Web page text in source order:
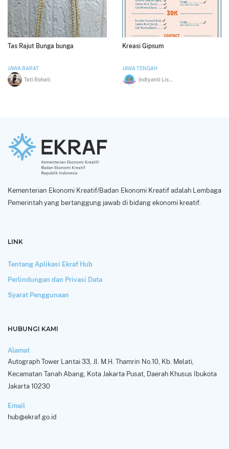
Tas Rajut Bunga bunga
JAWA BARAT
Tati Rohati
Kreasi Gipsum
JAWA TENGAH
Kementerian Ekonomi Kreatif/Badan Ekonomi Kreatif adalah Lembaga
Pemerintah yang bertanggung jawab di bidang ekonomi kreatif.
LINK
Tentang Aplikasi Ekraf Hub
Perlindungan dan Privasi Data
Syarat Penggunaan
HUBUNGI KAMI
Alamat
Autograph Tower Lantai 33, Jl. M.H. Thamrin No.10, Kb. Melati,
Kecamatan Tanah Abang, Kota Jakarta Pusat, Daerah Khusus Ibukota
Jakarta 10230
Email
hub@ekraf.go.id